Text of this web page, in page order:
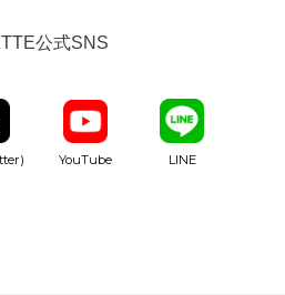
公式SNS
YouTube LINE